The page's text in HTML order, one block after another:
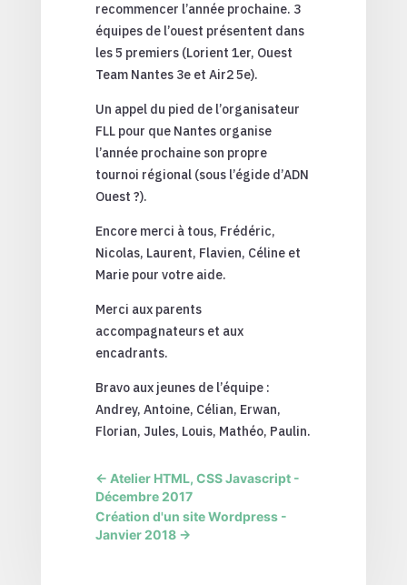
recommencer l’année prochaine. 3
équipes de l’ouest présentent dans
les 5 premiers (Lorient 1er, Ouest
Team Nantes 3e et Air2 5e).
Un appel du pied de l’organisateur
FLL pour que Nantes organise
l’année prochaine son propre
tournoi régional (sous l’égide d’ADN
Ouest ?).
Encore merci à tous, Frédéric,
Nicolas, Laurent, Flavien, Céline et
Marie pour votre aide.
Merci aux parents
accompagnateurs et aux
encadrants.
Bravo aux jeunes de l’équipe :
Andrey, Antoine, Célian, Erwan,
Florian, Jules, Louis, Mathéo, Paulin.
← Atelier HTML, CSS Javascript -
Décembre 2017
Création d'un site Wordpress -
Janvier 2018→